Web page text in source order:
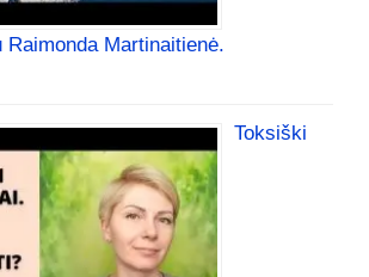
Raimonda Martinaitienė.
Toksiški